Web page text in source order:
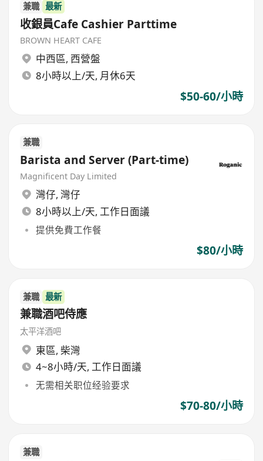
兼職 最新
收銀員Cafe Cashier Parttime
BROWN HEART CAFE
中西區, 西營盤
8小時以上/天, 月休6天
$50-60/小時
兼職
Barista and Server (Part-time)
Magnificent Day Limited
灣仔, 灣仔
8小時以上/天, 工作日面議
提供免費工作餐
$80/小時
兼職 最新
兼職酒吧侍應
太平洋酒吧
東區, 柴灣
4~8小時/天, 工作日面議
无需相关职位经验要求
$70-80/小時
兼職